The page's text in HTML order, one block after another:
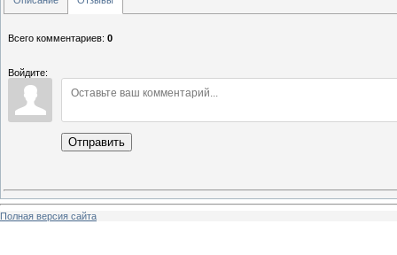
Всего комментариев: 0
Войдите:
Отправить
Полная версия сайта